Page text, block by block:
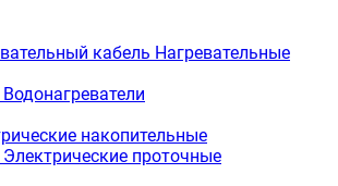
кабель Нагревательные
Водонагреватели
накопительные
Электрические проточные